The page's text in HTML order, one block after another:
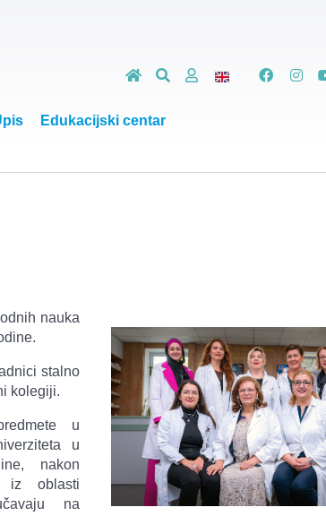
Edukacijski centar
nauka
stalno
kolegiji.
u
u
nakon
iz oblasti
na